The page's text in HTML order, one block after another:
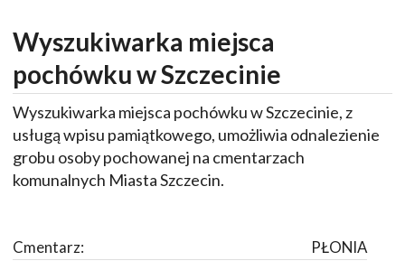
Wyszukiwarka miejsca
pochówku w Szczecinie
Wyszukiwarka miejsca pochówku w Szczecinie, z
usługą wpisu pamiątkowego, umożliwia odnalezienie
grobu osoby pochowanej na cmentarzach
komunalnych Miasta Szczecin.
PŁONIA
Cmentarz: